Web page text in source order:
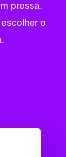
pressa,
o